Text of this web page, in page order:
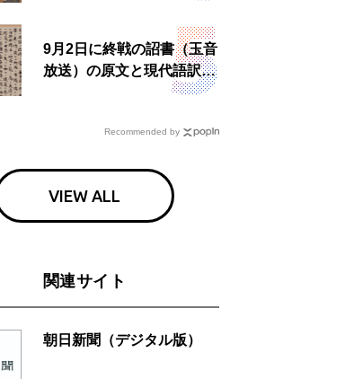
9月2日に終戦の詔書（玉音
放送）の原文と現代語訳を
読む もう一つの「終戦の
Recommended by
VIEW ALL
関連サイト
朝日新聞（デジタル版）